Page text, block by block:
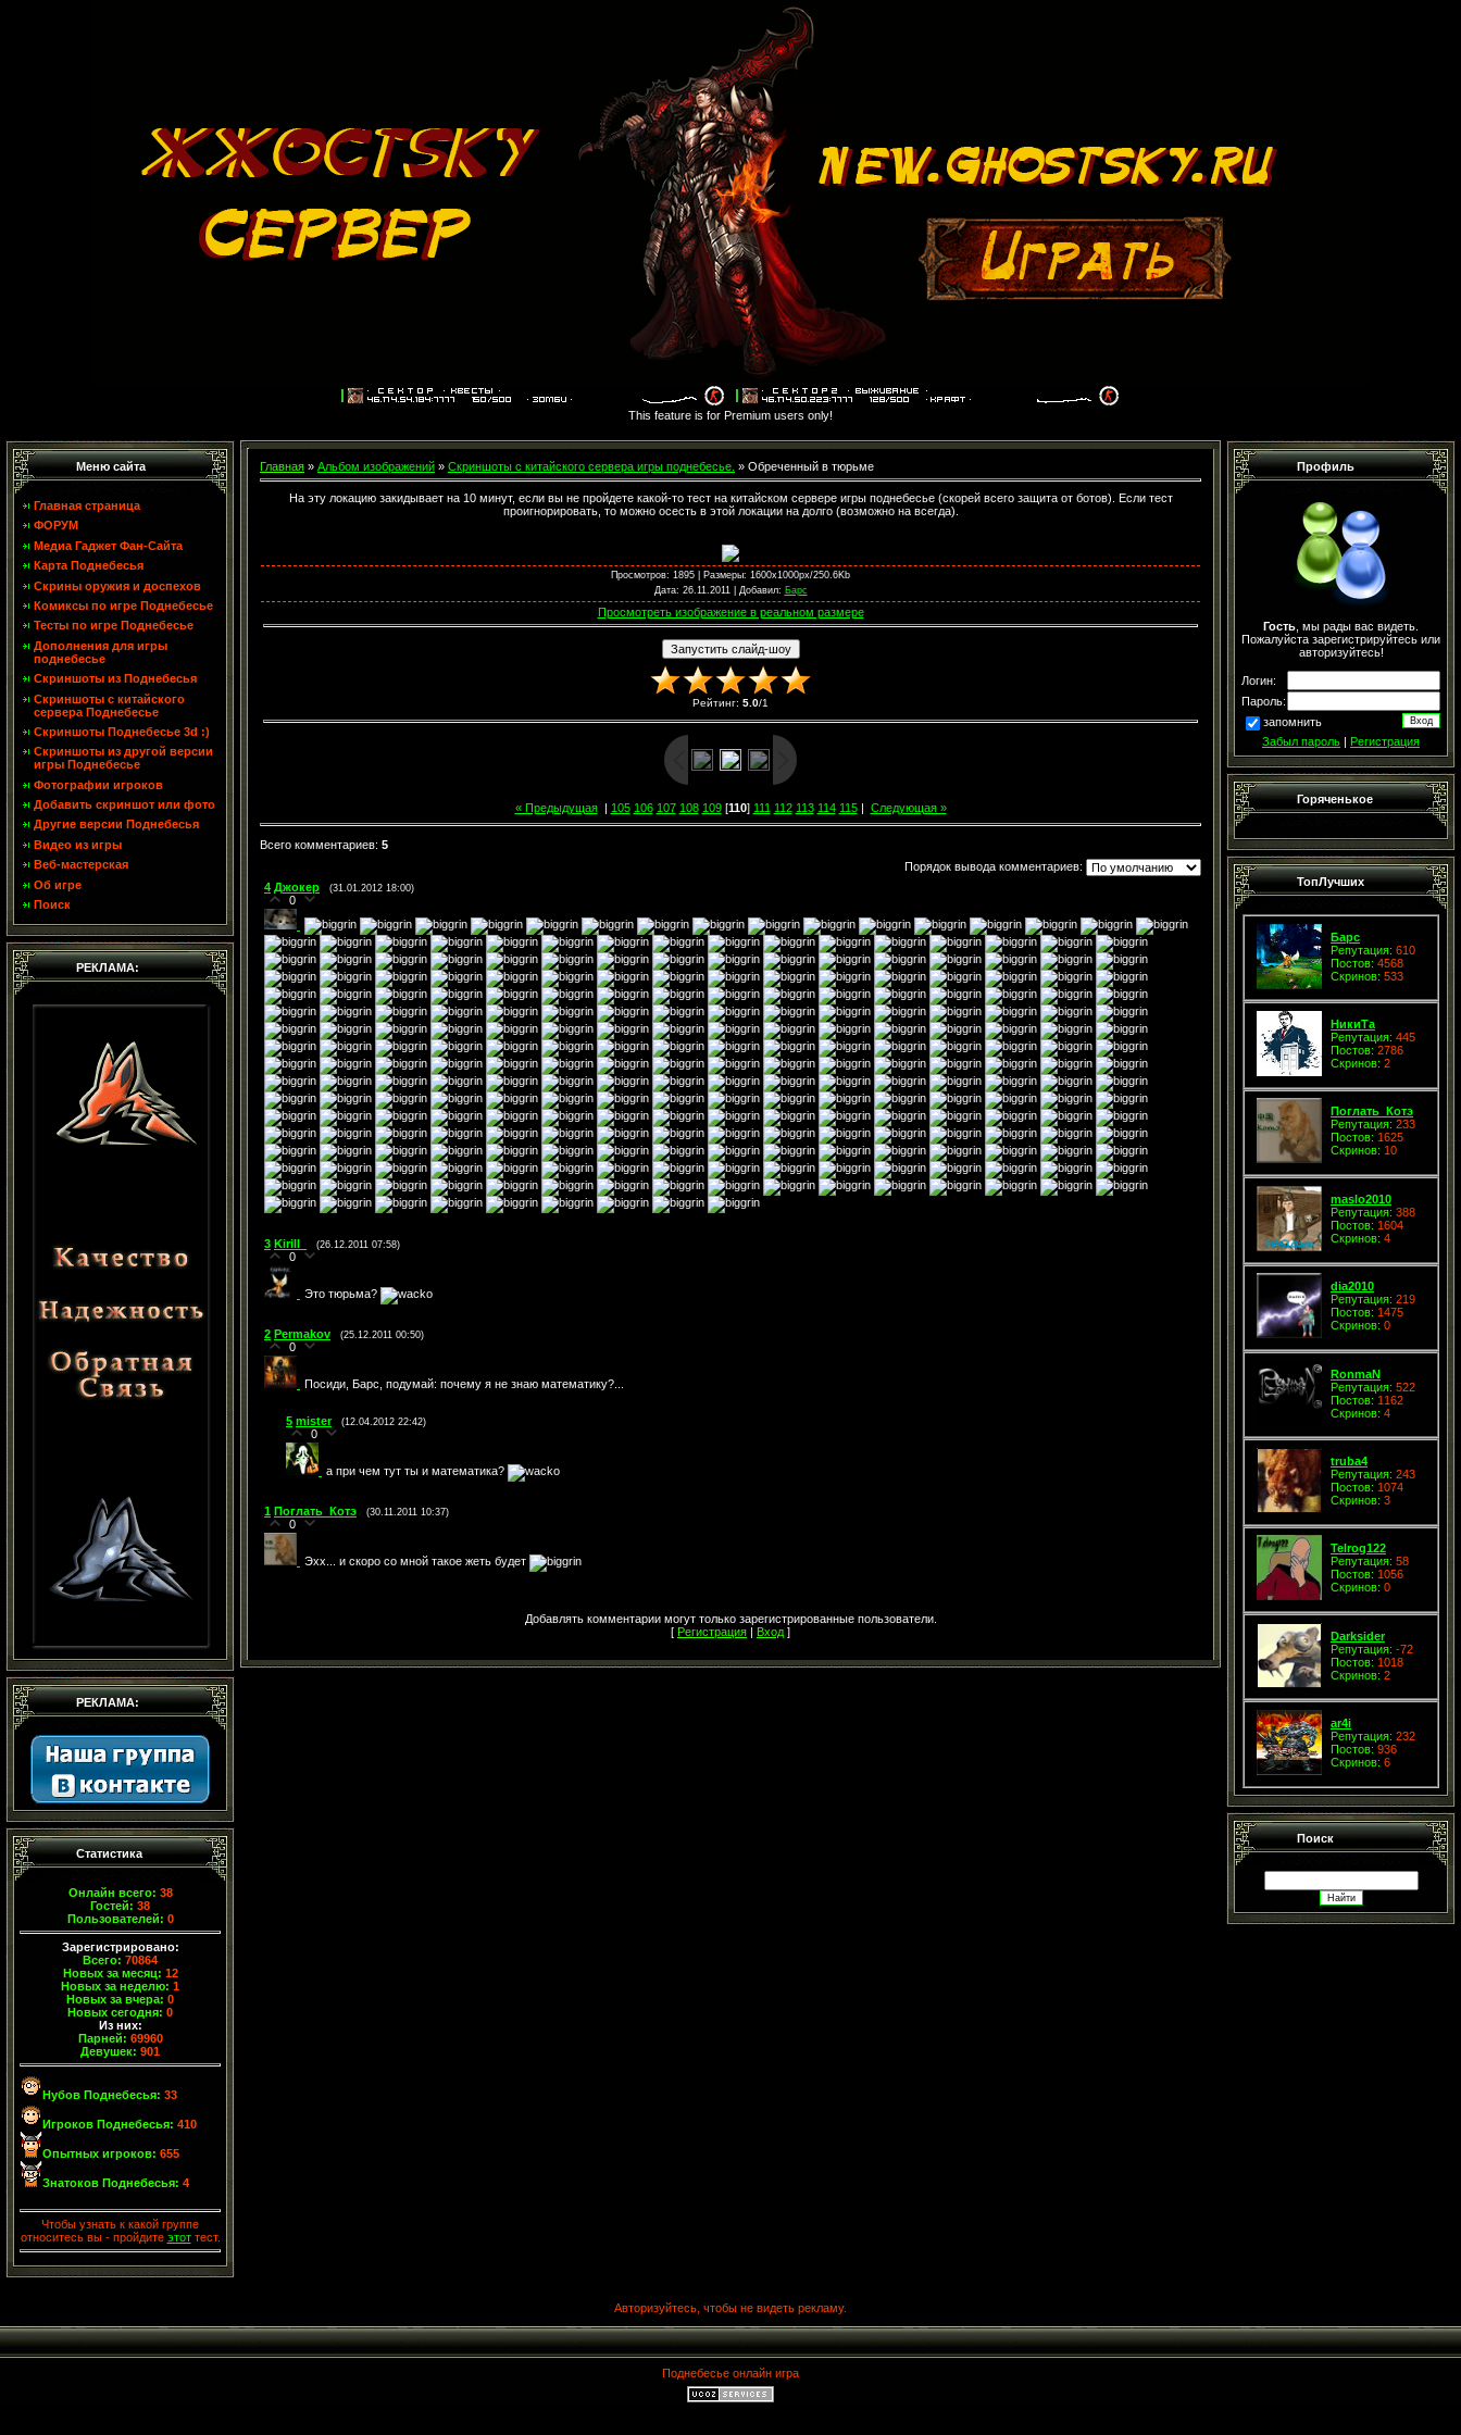
This feature is for Premium users only!
Меню сайта
Главная страница
ФОРУМ
Медиа Гаджет Фан-Сайта
Карта Поднебесья
Скрины оружия и доспехов
Комиксы по игре Поднебесье
Тесты по игре Поднебесье
Дополнения для игры
поднебесье
Скриншоты из Поднебесья
Скриншоты с китайского
сервера Поднебесье
Скриншоты Поднебесье 3d :)
Скриншоты из другой версии
игры Поднебесье
Фотографии игроков
Добавить скриншот или фото
Другие версии Поднебесья
Видео из игры
Веб-мастерская
Об игре
Поиск
РЕКЛАМА:
РЕКЛАМА:
Статистика
Онлайн всего: 38
Гостей: 38
Пользователей: 0
Зарегистрировано:
Всего: 70864
Новых за месяц: 12
Новых за неделю: 1
Новых за вчера: 0
Новых сегодня: 0
Из них:
Парней: 69960
Девушек: 901
Нубов Поднебесья: 33
Игроков Поднебесья: 410
Опытных игроков: 655
Знатоков Поднебесья: 4
Чтобы узнать к какой группе
относитесь вы - пройдите этоттест.
Главная » Альбом изображений » Скриншоты с китайского сервера игры поднебесье. » Обреченный в тюрьме
На эту локацию закидывает на 10 минут, если вы не пройдете какой-то тест на китайском сервере игры поднебесье (скорей всего защита от ботов). Если тест
проигнорировать, то можно осесть в этой локации на долго (возможно на всегда).
Просмотров: 1895 | Размеры: 1600x1000px/250.6Kb
Дата: 26.11.2011 | Добавил: Барс
Просмотреть изображение в реальном размере
Рейтинг: 5.0/1
« Предыдущая| 105 106 107 108 109[110] 111 112 113 114 115| Следующая »
Всего комментариев: 5
Порядок вывода комментариев:
4 Джокер (31.01.2012 18:00)
0
3 Kirill_ (26.12.2011 07:58)
0
Это тюрьма?
2 Permakov (25.12.2011 00:50)
0
Посиди, Барс, подумай: почему я не знаю математику?...
5 mister (12.04.2012 22:42)
0
а при чем тут ты и математика?
1 Поглать_Котэ (30.11.2011 10:37)
0
Эхх... и скоро со мной такое жеть будет
Добавлять комментарии могут только зарегистрированные пользователи.
[ Регистрация Вход ]
Профиль
Гость , мы рады вас видеть.
Пожалуйста зарегистрируйтесь или
авторизуйтесь!
Логин:
Пароль:
запомнить
Забыл пароль
Регистрация
Горяченькое
ТопЛучших
Барс
Репутация: 610
Постов: 4568
Скринов: 533
НикиТа
Репутация: 445
Постов: 2786
Скринов: 2
Поглать_Котэ
Репутация: 233
Постов: 1625
Скринов: 10
maslo2010
Репутация: 388
Постов: 1604
Скринов: 4
dia2010
Репутация: 219
Постов: 1475
Скринов: 0
RonmaN
Репутация: 522
Постов: 1162
Скринов: 4
truba4
Репутация: 243
Постов: 1074
Скринов: 3
Telrog122
Репутация: 58
Постов: 1056
Скринов: 0
Darksider
Репутация: -72
Постов: 1018
Скринов: 2
ar4i
Репутация: 232
Постов: 936
Скринов: 6
Поиск
Авторизуйтесь, чтобы не видеть рекламу.
Поднебесье онлайн игра